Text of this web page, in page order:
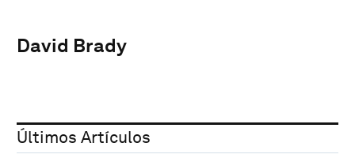
David Brady
Últimos Artículos